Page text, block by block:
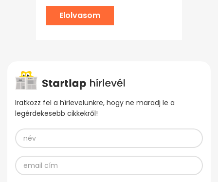
Elolvasom
Iratkozz fel a hírlevelünkre, hogy ne maradj le a
legérdekesebb cikkekről!